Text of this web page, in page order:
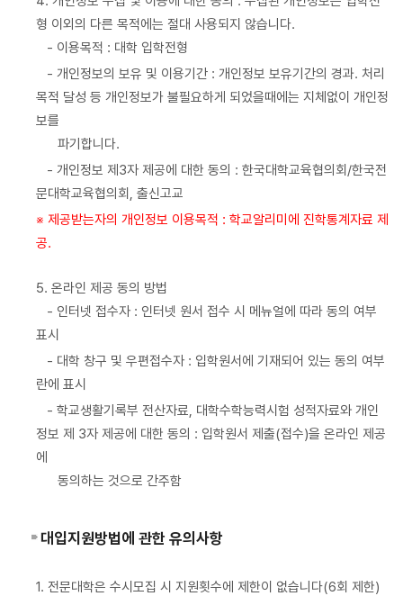
형 이외의 다른 목적에는 절대 사용되지 않습니다.
- 이용목적 : 대학 입학전형
- 개인정보의 보유 및 이용기간 : 개인정보 보유기간의 경과. 처리
목적 달성 등 개인정보가 불필요하게 되었을때에는 지체없이 개인정
보를
파기합니다.
- 개인정보 제3자 제공에 대한 동의 : 한국대학교육협의회/한국전
문대학교육협의회, 출신고교
※ 제공받는자의 개인정보 이용목적 : 학교알리미에 진학통계자료 제
공.
5. 온라인 제공 동의 방법
- 인터넷 접수자 : 인터넷 원서 접수 시 메뉴얼에 따라 동의 여부
표시
- 대학 창구 및 우편접수자 : 입학원서에 기재되어 있는 동의 여부
란에 표시
- 학교생활기록부 전산자료, 대학수학능력시험 성적자료와 개인
정보 제 3자 제공에 대한 동의 : 입학원서 제출(접수)을 온라인 제공
에
동의하는 것으로 간주함
대입지원방법에 관한 유의사항
1. 전문대학은 수시모집 시 지원횟수에 제한이 없습니다(6회 제한)